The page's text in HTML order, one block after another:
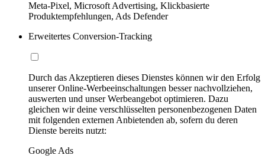
Meta-Pixel, Microsoft Advertising, Klickbasierte
Produktempfehlungen, Ads Defender
Erweitertes Conversion-Tracking
Durch das Akzeptieren dieses Dienstes können wir den Erfolg
unserer Online-Werbeeinschaltungen besser nachvollziehen,
auswerten und unser Werbeangebot optimieren. Dazu
gleichen wir deine verschlüsselten personenbezogenen Daten
mit folgenden externen Anbietenden ab, sofern du deren
Dienste bereits nutzt:
Google Ads